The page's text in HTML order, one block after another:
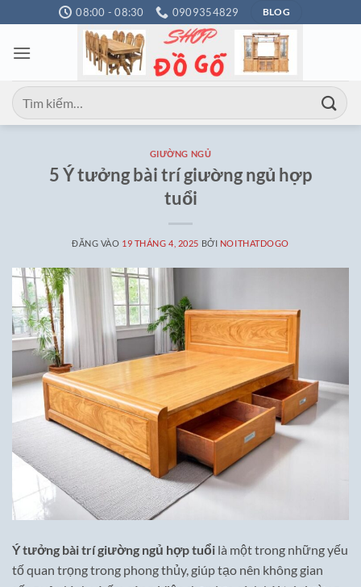
qua
nội
08:00 - 08:30 0909354829 BLOG
Tìm
kiếm:
GIƯỜNG NGỦ
5 Ý tưởng bài trí giường ngủ hợp
tuổi
ĐĂNG VÀO 19 THÁNG 4, 2025 BỞI NOITHATDOGO
Ý tưởng bài trí giường ngủ hợp tuổi là một trong những yếu
tố quan trọng trong phong thủy, giúp tạo nên không gian